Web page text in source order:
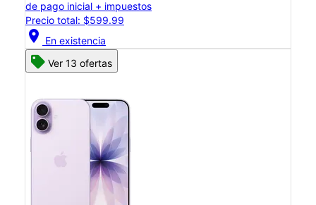
de pago inicial + impuestos
Precio total: $599.99
location_on En existencia
Ver 13 ofertas